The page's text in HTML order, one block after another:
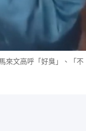
來文高呼「好臭」、「不